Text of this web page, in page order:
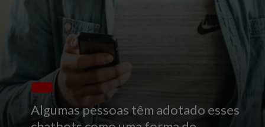
Algumas pessoas têm adotado esses